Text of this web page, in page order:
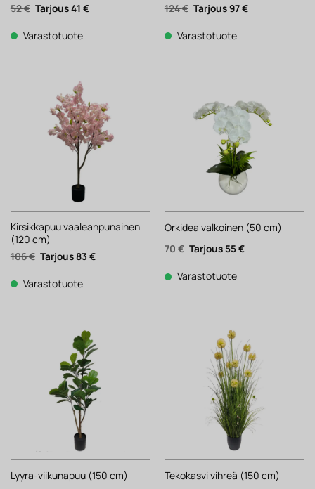
52€ Alkuperäinen
hinta
52 €.
41 €Nykyinen
Varastotuote
124€ Alkuperäinen
hinta
124 €.
97€Nykyinen
Varastotuote
Kirsikkapuu vaaleanpunainen
(120 cm)
106€ Alkuperäinen
hinta
106 €.
83 €Nykyinen
Varastotuote
Orkidea valkoinen (50 cm)
70€ Alkuperäinen
hinta
70 €.
55€Nykyinen
Varastotuote
Lyyra-viikunapuu (150 cm) Tekokasvi vihreä (150 cm)